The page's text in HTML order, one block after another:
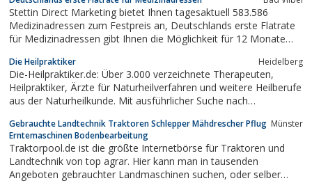
Stettin Direct Marketing bietet Ihnen tagesaktuell 583.586
Medizinadressen zum Festpreis an, Deutschlands erste Flatrate
für Medizinadressen gibt Ihnen die Möglichkeit für 12 Monate
Bereits für jährlich nur 699, 00 Euro können Sie uneingeschränkt
auf alle Adressen...
Die Heilpraktiker Heidelberg
Die-Heilpraktiker.de: Über 3.000 verzeichnete Therapeuten,
Heilpraktiker, Ärzte für Naturheilverfahren und weitere Heilberufe
aus der Naturheilkunde. Mit ausführlicher Suche nach
passenden Therapeuten.
Gebrauchte Landtechnik Traktoren Schlepper Mähdrescher Pflug
Erntemaschinen Bodenbearbeitung
Münster
Traktorpool.de ist die größte Internetbörse für Traktoren und
Landtechnik von top agrar. Hier kann man in tausenden
Angeboten gebrauchter Landmaschinen suchen, oder selber